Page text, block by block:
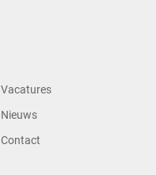
Vacatures
Nieuws
Contact